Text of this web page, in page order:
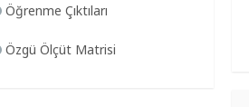
Öğrenme Çıktıları
Özgü Ölçüt Matrisi